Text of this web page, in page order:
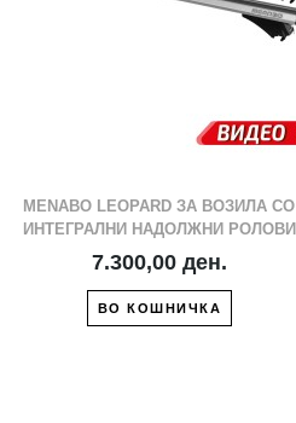
MENABO LEOPARD ЗА ВОЗИЛА СО
ИНТЕГРАЛНИ НАДОЛЖНИ РОЛОВИ
7.300,00 ден.
ВО КОШНИЧКА
СПОРЕДИ СО ДРУГ